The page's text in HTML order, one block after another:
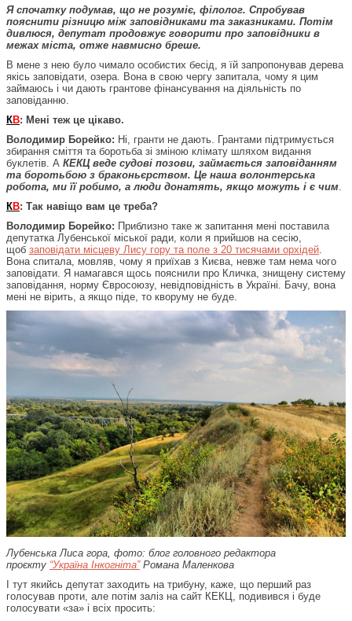
Я спочатку подумав, що не розуміє, філолог. Спробував
пояснити різницю між заповідниками та заказниками. Потім
дивлюся, депутат продовжує говорити про заповідники в
межах міста, отже навмисно бреше.
В мене з нею було чимало особистих бесід, я їй запропонував дерева
якісь заповідати, озера. Вона в свою чергу запитала, чому я цим
займаюсь і чи дають грантове фінансування на діяльність по
заповіданню.
КВ: Мені теж це цікаво.
Володимир Борейко: Ні, гранти не дають. Грантами підтримується
збирання сміття та боротьба зі зміною клімату шляхом видання
буклетів. А КЕКЦ веде судові позови, займається заповіданням
та боротьбою з браконьєрством. Це наша волонтерська
робота, ми її робимо, а люди донатять, якщо можуть і є чим.
КВ: Так навіщо вам це треба?
Володимир Борейко: Приблизно таке ж запитання мені поставила
депутатка Лубенської міської ради, коли я прийшов на сесію,
щоб заповідати місцеву Лису гору та поле з 20 тисячами орхідей.
Вона спитала, мовляв, чому я приїхав з Києва, невже там нема чого
заповідати. Я намагався щось пояснили про Кличка, знищену систему
заповідання, норму Євросоюзу, невідповідність в Україні. Бачу, вона
мені не вірить, а якщо піде, то кворуму не буде.
Лубенська Лиса гора, фото: блог головного редактора
проєкту “Україна Інкогніта”Романа Маленкова
І тут якийсь депутат заходить на трибуну, каже, що перший раз
голосував проти, але потім заліз на сайт КЕКЦ, подивився і буде
голосувати «за» і всіх просить: